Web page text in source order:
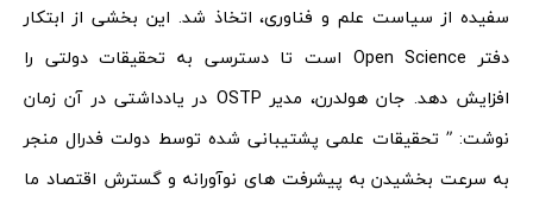
سفیده از سیاست علم و فناوری، اتخاذ شد. این بخشی از ابتکار
دفتر Open Science است تا دسترسی به تحقیقات دولتی را
افزایش دهد. جان هولدرن، مدیر OSTP در یادداشتی در آن زمان
نوشت: ” تحقیقات علمی پشتیبانی شده توسط دولت فدرال منجر
به سرعت بخشیدن به پیشرفت های نوآورانه و گسترش اقتصاد ما